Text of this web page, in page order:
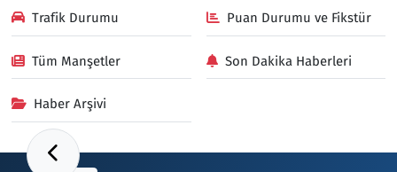
Trafik Durumu Puan Durumu ve Fikstür
Tüm Manşetler Son Dakika Haberleri
Haber Arşivi